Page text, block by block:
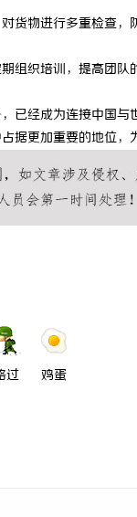
货物进行多重检查，
组织培训，提高团队
已经成为连接中国与
据更加重要的地位，
过 鸡蛋
务与实用指南 武汉